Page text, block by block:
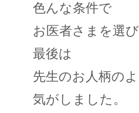
色んな条件で
お医者さまを選び
最後は
先生のお人柄の
気がしました。